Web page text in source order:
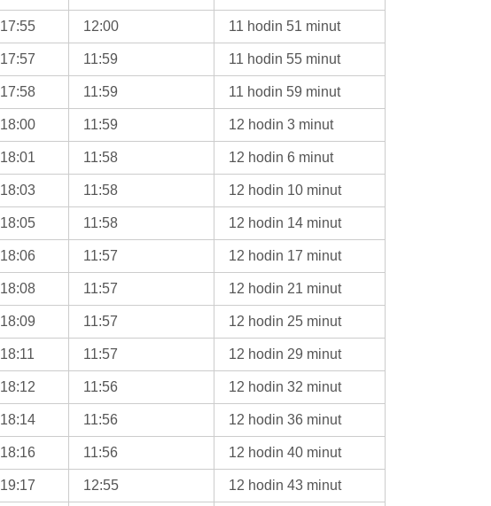
17:55 12:00 11 hodin 51 minut
17:57 11:59 11 hodin 55 minut
17:58 11:59 11 hodin 59 minut
18:00 11:59 12 hodin 3 minut
18:01 11:58 12 hodin 6 minut
18:03 11:58 12 hodin 10 minut
18:05 11:58 12 hodin 14 minut
18:06 11:57 12 hodin 17 minut
18:08 11:57 12 hodin 21 minut
18:09 11:57 12 hodin 25 minut
18:11 11:57 12 hodin 29 minut
18:12 11:56 12 hodin 32 minut
18:14 11:56 12 hodin 36 minut
18:16 11:56 12 hodin 40 minut
19:17 12:55 12 hodin 43 minut